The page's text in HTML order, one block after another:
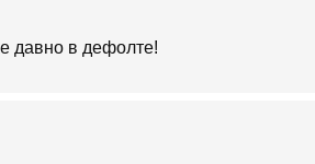
давно в дефолте!